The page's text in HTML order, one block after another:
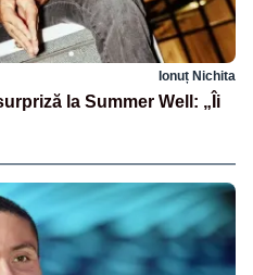
Ionuț Nichita
la Summer Well: „Îi